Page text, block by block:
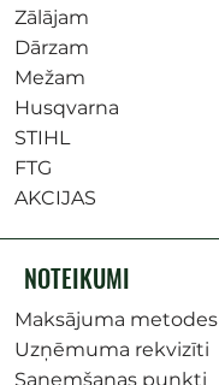
Zālājam
Dārzam
Mežam
Husqvarna
STIHL
FTG
AKCIJAS
NOTEIKUMI
Maksājuma metodes
Uzņēmuma rekvizīti
Saņemšanas punkti